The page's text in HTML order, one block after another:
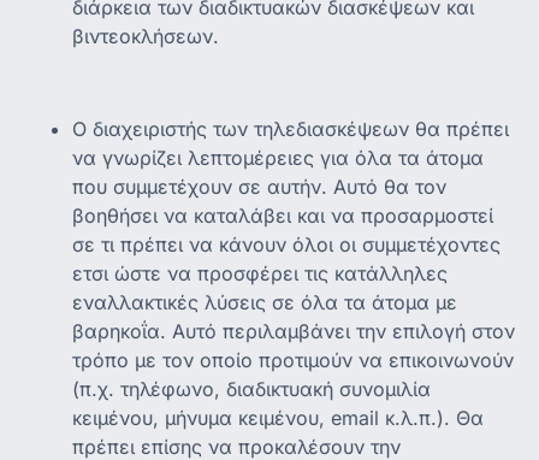
διάρκεια των διαδικτυακών διασκέψεων και
βιντεοκλήσεων.
Ο διαχειριστής των τηλεδιασκέψεων θα πρέπει
να γνωρίζει λεπτομέρειες για όλα τα άτομα
που συμμετέχουν σε αυτήν. Αυτό θα τον
βοηθήσει να καταλάβει και να προσαρμοστεί
σε τι πρέπει να κάνουν όλοι οι συμμετέχοντες
ετσι ώστε να προσφέρει τις κατάλληλες
εναλλακτικές λύσεις σε όλα τα άτομα με
βαρηκοΐα. Αυτό περιλαμβάνει την επιλογή στον
τρόπο με τον οποίο προτιμούν να επικοινωνούν
(π.χ. τηλέφωνο, διαδικτυακή συνομιλία
κειμένου, μήνυμα κειμένου, email κ.λ.π.). Θα
πρέπει επίσης να προκαλέσουν την